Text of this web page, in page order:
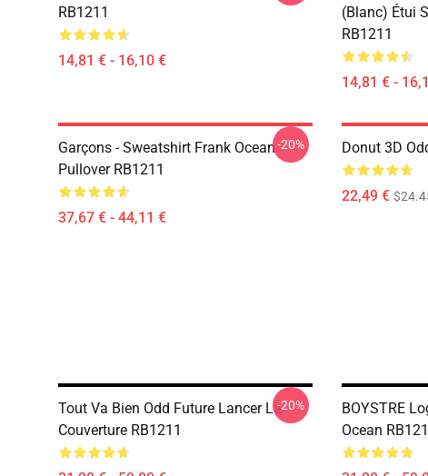
RB1211
14,81 € - 16,10 €
(blanc) Étui
RB1211
14,81 € -
Garçons - Sweatshirt Frank Ocean
Pullover RB1211
37,67 € - 44,11 €
-20% Donut 3D
22,49 €
Tout Va Bien Odd Future Lancer La
Couverture RB1211
-20%
BOYSTRE
Ocean